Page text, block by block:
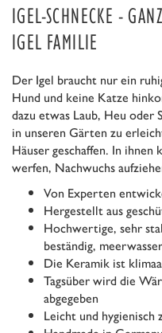
IGEL-SCHNECKE -
IGEL FAMILIE
Der Igel braucht nur ein
Hund und keine Katze
dazu etwas Laub, Heu oder
in unseren Gärten zu
Häuser geschaffen. In ihnen
werfen, Nachwuchs
Von Experten
Hergestellt aus
Hochwertige, sehr
beständig,
Die Keramik ist
Tagsüber wird die
abgegeben
Leicht und hygienisch